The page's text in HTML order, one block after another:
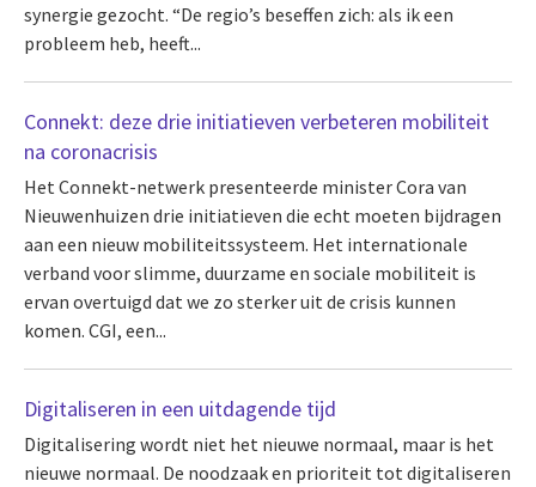
synergie gezocht. “De regio’s beseffen zich: als ik een
probleem heb, heeft...
Connekt: deze drie initiatieven verbeteren mobiliteit
na coronacrisis
Het Connekt-netwerk presenteerde minister Cora van
Nieuwenhuizen drie initiatieven die echt moeten bijdragen
aan een nieuw mobiliteitssysteem. Het internationale
verband voor slimme, duurzame en sociale mobiliteit is
ervan overtuigd dat we zo sterker uit de crisis kunnen
komen. CGI, een...
Digitaliseren in een uitdagende tijd
Digitalisering wordt niet het nieuwe normaal, maar is het
nieuwe normaal. De noodzaak en prioriteit tot digitaliseren